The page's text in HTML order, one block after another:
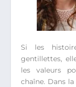
Si les
gentillettes,
les valeurs
chaîne. Dans